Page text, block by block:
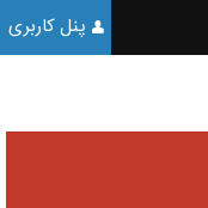
پنل کاربری